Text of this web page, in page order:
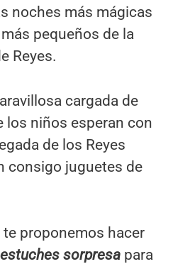
noches más mágicas
pequeños de la
Reyes.
cargada de
los niños esperan con
de los Reyes
consigo juguetes de
te proponemos hacer
estuches sorpresa para